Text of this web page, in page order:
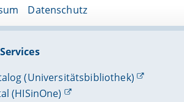
Datenschutz
(Universitätsbibliothek)
(HISinOne)